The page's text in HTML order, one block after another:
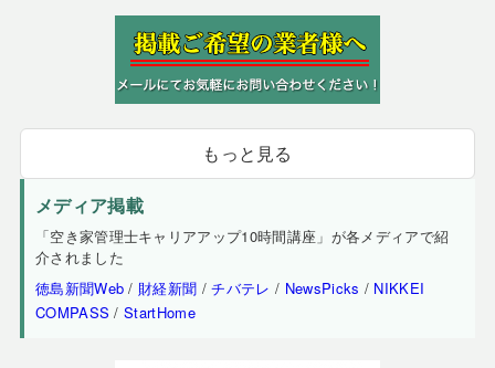
もっと見る
メディア掲載
「空き家管理士キャリアアップ10時間講座」が各メディアで紹
介されました
徳島新聞Web / 財経新聞 /チバテレ / NewsPicks / NIKKEI
COMPASS /StartHome